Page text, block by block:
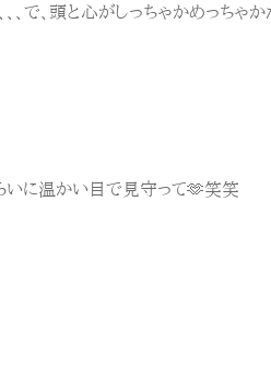
、で、頭と心がしっちゃかめっちゃか
いに温かい目で見守って🫶笑笑